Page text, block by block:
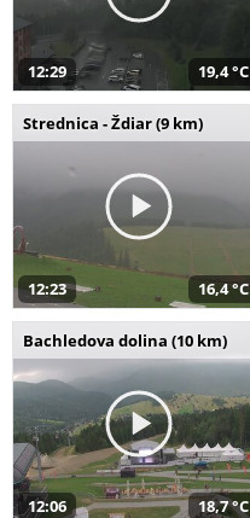
12:29 19,4 °C
Strednica - Ždiar (9 km)
12:23 16,4 °C
Bachledova dolina (10 km)
12:06 18,7 °C